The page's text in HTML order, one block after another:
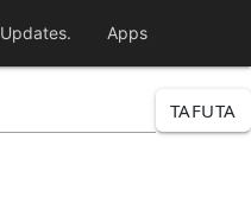
Updates. Apps
TAFUTA